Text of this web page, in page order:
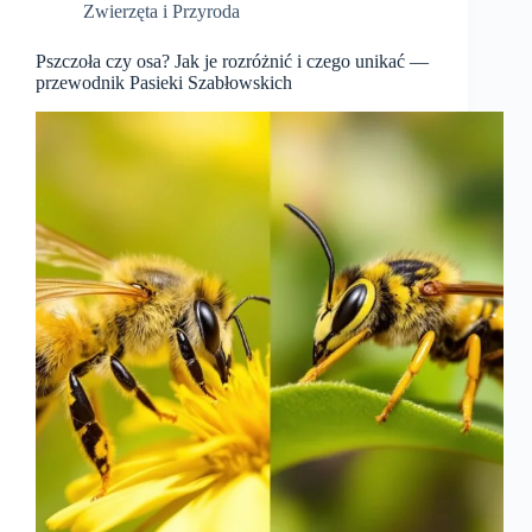
Zwierzęta i Przyroda
Pszczoła czy osa? Jak je rozróżnić i czego unikać —
przewodnik Pasieki Szabłowskich